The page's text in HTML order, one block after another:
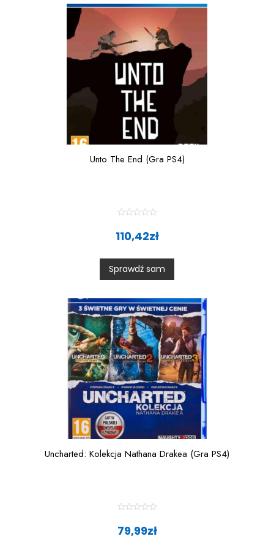
5
Unto The End (Gra PS4)
0
o
u
t
5
110,42zł
Sprawdź sam
Uncharted: Kolekcja Nathana Drakea (Gra PS4)
t79,99zł